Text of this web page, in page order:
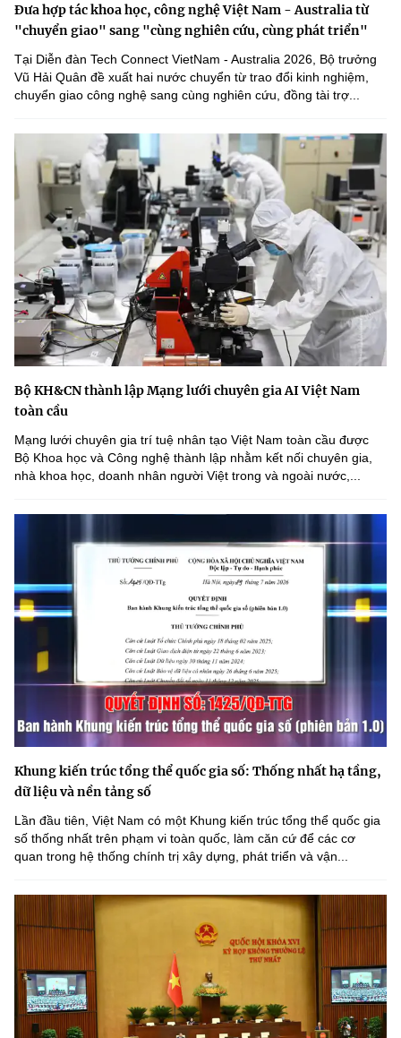
Đưa hợp tác khoa học, công nghệ Việt Nam - Australia từ
"chuyển giao" sang "cùng nghiên cứu, cùng phát triển"
Tại Diễn đàn Tech Connect VietNam - Australia 2026, Bộ trưởng
Vũ Hải Quân đề xuất hai nước chuyển từ trao đổi kinh nghiệm,
chuyển giao công nghệ sang cùng nghiên cứu, đồng tài trợ...
Bộ KH&CN thành lập Mạng lưới chuyên gia AI Việt Nam
toàn cầu
Mạng lưới chuyên gia trí tuệ nhân tạo Việt Nam toàn cầu được
Bộ Khoa học và Công nghệ thành lập nhằm kết nối chuyên gia,
nhà khoa học, doanh nhân người Việt trong và ngoài nước,...
Khung kiến trúc tổng thể quốc gia số: Thống nhất hạ tầng,
dữ liệu và nền tảng số
Lần đầu tiên, Việt Nam có một Khung kiến trúc tổng thể quốc gia
số thống nhất trên phạm vi toàn quốc, làm căn cứ để các cơ
quan trong hệ thống chính trị xây dựng, phát triển và vận...